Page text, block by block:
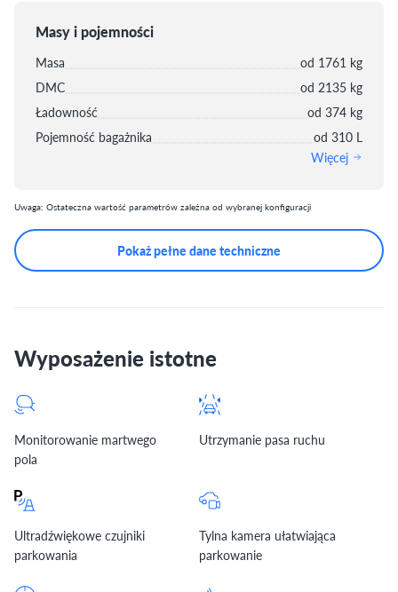
Masy i pojemności
Masa
od 1761 kg
DMC
od 2135 kg
Ładowność
od 374 kg
Pojemność bagażnika
od 310 L
Więcej
Uwaga: Ostateczna wartość parametrów zależna od wybranej konfiguracji
Pokaż pełne dane techniczne
Wyposażenie istotne
Monitorowanie martwego
pola
Utrzymanie pasa ruchu
Ultradźwiękowe czujniki
parkowania
Tylna kamera ułatwiająca
parkowanie